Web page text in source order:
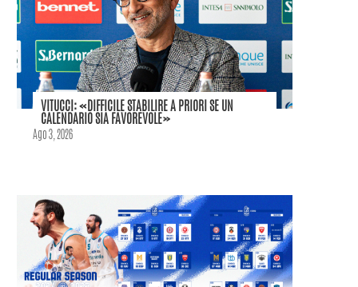
VITUCCI: «DIFFICILE STABILIRE A PRIORI SE UN
CALENDARIO SIA FAVOREVOLE»
Ago 3, 2026